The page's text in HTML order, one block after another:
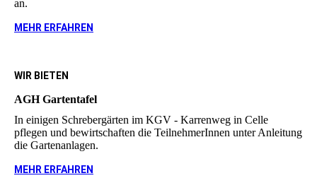
an.
MEHR ERFAHREN
WIR BIETEN
AGH Gartentafel
In einigen Schrebergärten im KGV - Karrenweg in Celle
pflegen und bewirtschaften die Teilnehmer­Innen unter Anleitung
die Gartenanlagen.
MEHR ERFAHREN